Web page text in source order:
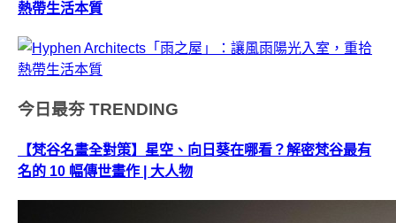
熱帶生活本質
今日最夯 TRENDING
【梵谷名畫全對策】星空、向日葵在哪看？解密梵谷最有
名的 10 幅傳世畫作 | 大人物